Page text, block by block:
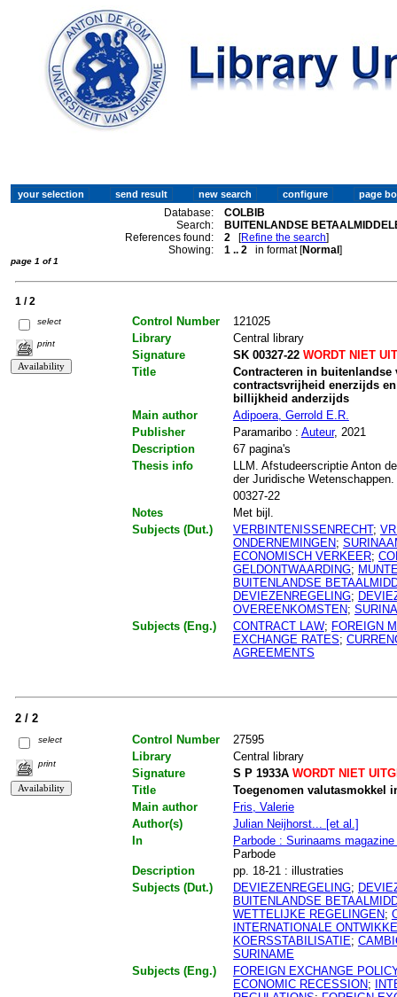
Database:
COLBIB
Search:
BUITENLANDSE
References found:
2 [Refine the search]
Showing:
1 .. 2 in format [Normal]
page 1 of 1
1 / 2
select
print
Control Number
121025
Library
Central library
Signature
SK 00327-22WORDT NIET
Title
Contracteren in
contractsvrijheid enerzijds
billijkheid anderzijds
Main author
Adipoera, Gerrold E.R.
Publisher
Paramaribo : Auteur, 2021
Description
67 pagina's
Thesis info
LLM. Afstudeerscriptie Anton
der Juridische
00327-22
Notes
Met bijl.
Subjects (Dut.)
VERBINTENISSENRECHT;
ONDERNEMINGEN;
ECONOMISCH VERKEER;
GELDONTWAARDING;
BUITENLANDSE
DEVIEZENREGELING;
OVEREENKOMSTEN;
Subjects (Eng.)
CONTRACT LAW; FOREIGN
EXCHANGE RATES;
AGREEMENTS
2 / 2
select
print
Control Number
27595
Library
Central library
Signature
S P 1933A WORDT NIET
Title
Toegenomen valutasmokkel
Main author
Fris, Valerie
Author(s)
Julian Neijhorst... [et al.]
In
Parbode : Surinaams magazine
Parbode
Description
pp. 18-21 : illustraties
Subjects (Dut.)
DEVIEZENREGELING;
BUITENLANDSE
WETTELIJKE REGELINGEN;
INTERNATIONALE
KOERSSTABILISATIE;
SURINAME
Subjects (Eng.)
FOREIGN EXCHANGE
ECONOMIC RECESSION;